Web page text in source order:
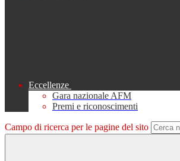
Eccellenze
Gara nazionale AFM
Premi e riconoscimenti
Campo di ricerca per le pagine del sito